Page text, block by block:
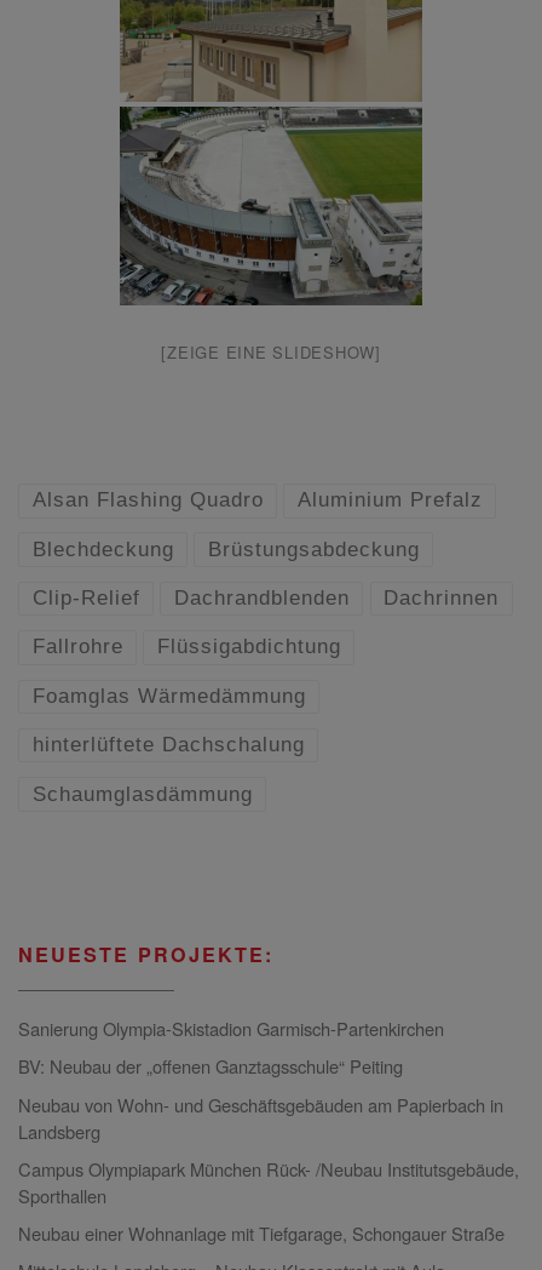
[ZEIGE EINE SLIDESHOW]
Alsan Flashing Quadro Aluminium Prefalz
Blechdeckung Brüstungsabdeckung
Clip-Relief Dachrandblenden Dachrinnen
Fallrohre Flüssigabdichtung
Foamglas Wärmedämmung
hinterlüftete Dachschalung
Schaumglasdämmung
NEUESTE PROJEKTE:
Sanierung Olympia-Skistadion Garmisch-Partenkirchen
BV: Neubau der „offenen Ganztagsschule“ Peiting
Neubau von Wohn- und Geschäftsgebäuden am Papierbach in
Landsberg
Campus Olympiapark München Rück- /Neubau Institutsgebäude,
Sporthallen
Neubau einer Wohnanlage mit Tiefgarage, Schongauer Straße